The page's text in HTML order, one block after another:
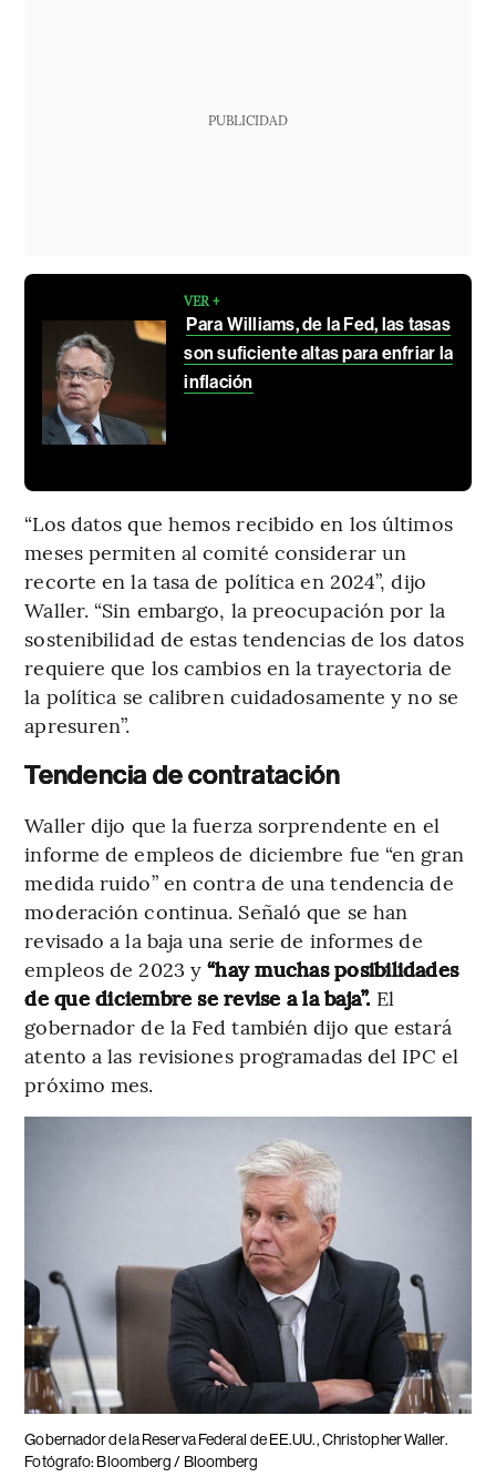
PUBLICIDAD
VER +
Para Williams, de la Fed, las tasas
son suficiente altas para enfriar la
inflación
“Los datos que hemos recibido en los últimos
meses permiten al comité considerar un
recorte en la tasa de política en 2024”, dijo
Waller. “Sin embargo, la preocupación por la
sostenibilidad de estas tendencias de los datos
requiere que los cambios en la trayectoria de
la política se calibren cuidadosamente y no se
apresuren”.
Tendencia de contratación
Waller dijo que la fuerza sorprendente en el
informe de empleos de diciembre fue “en gran
medida ruido” en contra de una tendencia de
moderación continua. Señaló que se han
revisado a la baja una serie de informes de
empleos de 2023 y“hay muchas posibilidades
de que diciembre se revise a la baja”. El
gobernador de la Fed también dijo que estará
atento a las revisiones programadas del IPC el
próximo mes.
Gobernador de la Reserva Federal de EE.UU., Christopher Waller.
Fotógrafo: Bloomberg / Bloomberg